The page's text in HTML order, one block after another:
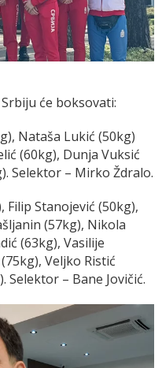
će boksovati:
Nataša Lukić (50kg)
(60kg), Dunja Vuksić
Selektor – Mirko Ždralo.
Filip Stanojević (50kg),
(57kg), Nikola
(63kg), Vasilije
Veljko Ristić
Selektor – Bane Jovičić.